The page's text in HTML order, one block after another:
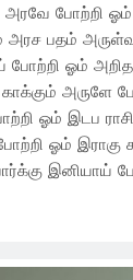
அரவே போற்றி
பதம்
போற்றி ஓம்
அருளே
ஓம் இடப
ஓம் இராகு
இனியாய்